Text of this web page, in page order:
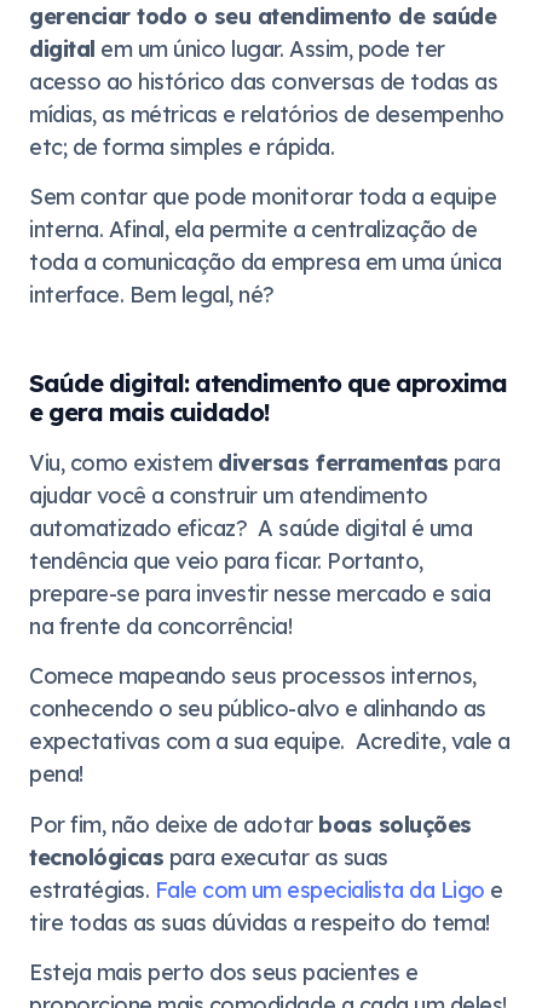
gerenciar todo o seu atendimento de saúde
digital em um único lugar. Assim, pode ter
acesso ao histórico das conversas de todas as
mídias, as métricas e relatórios de desempenho
etc; de forma simples e rápida.
Sem contar que pode monitorar toda a equipe
interna. Afinal, ela permite a centralização de
toda a comunicação da empresa em uma única
interface. Bem legal, né?
Saúde digital: atendimento que aproxima
e gera mais cuidado!
Viu, como existem diversas ferramentas para
ajudar você a construir um atendimento
automatizado eficaz? A saúde digital é uma
tendência que veio para ficar. Portanto,
prepare-se para investir nesse mercado e saia
na frente da concorrência!
Comece mapeando seus processos internos,
conhecendo o seu público-alvo e alinhando as
expectativas com a sua equipe. Acredite, vale a
pena!
Por fim, não deixe de adotar boas soluções
tecnológicas para executar as suas
estratégias. Fale com um especialista da Ligo e
tire todas as suas dúvidas a respeito do tema!
Esteja mais perto dos seus pacientes e